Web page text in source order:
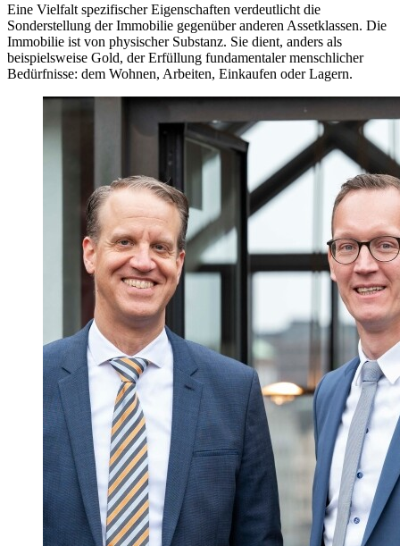
Eine Vielfalt spezifischer Eigenschaften verdeutlicht die
Sonderstellung der Immobilie gegenüber anderen Assetklassen. Die
Immobilie ist von physischer Substanz. Sie dient, anders als
beispielsweise Gold, der Erfüllung fundamentaler menschlicher
Bedürfnisse: dem Wohnen, Arbeiten, Einkaufen oder Lagern.